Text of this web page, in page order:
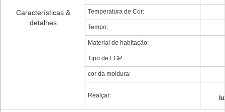
Características &
detalhes
Temperatura de Cor:
Tempo:
Material de habitação:
Tipo de LGP:
cor da moldura:
Realçar: